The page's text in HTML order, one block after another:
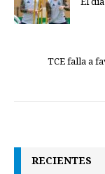
TCE falla a
RECIENTES